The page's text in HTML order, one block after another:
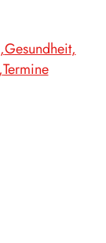
Gesundheit
Termine